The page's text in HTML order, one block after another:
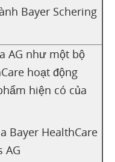
Bayer Schering
AG như một bộ
hoạt động
hiện có của
Bayer HealthCare
AG